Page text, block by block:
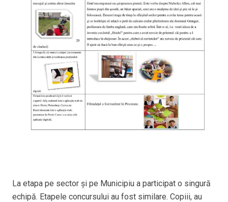
La etapa pe sector și pe Municipiu a participat o singură
echipă. Etapele concursului au fost similare. Copiii, au